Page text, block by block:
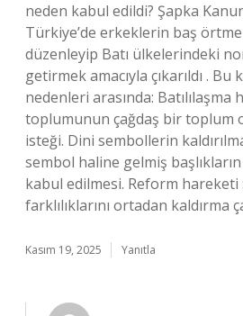
neden kabul edildi? Şapka
Türkiye’de erkeklerin baş örtme
düzenleyip Batı ülkelerindeki
getirmek amacıyla çıkarıldı . Bu
nedenleri arasında: Batılılaşma
toplumunun çağdaş bir toplum
isteği. Dini sembollerin
sembol haline gelmiş
kabul edilmesi. Reform hareketi
farklılıklarını ortadan kaldırma
Kasım 19, 2025 Yanıtla